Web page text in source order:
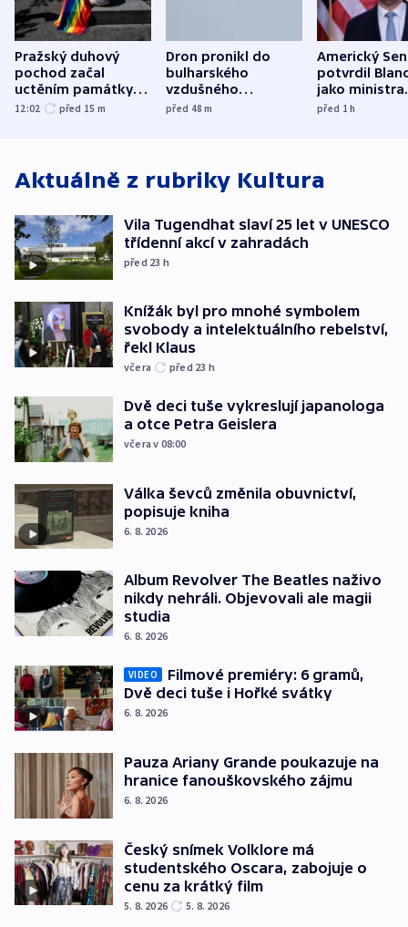
Pražský duhový
pochod začal
uctěním památky
obětí berlínského
12:02 před 15 m
Dron pronikl do
bulharského
vzdušného
prostoru,
před 48m
Americký
potvrdil
jako ministra
před 1h
Aktuálně z rubriky Kultura
Vila Tugendhat slaví 25 let v UNESCO
třídenní akcí v zahradách
před 23 h
Knížák byl pro mnohé symbolem
svobody a intelektuálního rebelství,
řekl Klaus
včera před 23 h
Dvě deci tuše vykreslují japanologa
a otce Petra Geislera
včera v 08:00
Válka ševců změnila obuvnictví,
popisuje kniha
6. 8. 2026
Album Revolver The Beatles naživo
nikdy nehráli. Objevovali ale magii
studia
6. 8. 2026
VIDEO
Filmové premiéry: 6 gramů,
Dvě deci tuše i Hořké svátky
6. 8. 2026
Pauza Ariany Grande poukazuje na
hranice fanouškovského zájmu
6. 8. 2026
Český snímek Volklore má
studentského Oscara, zabojuje o
cenu za krátký film
5. 8. 2026 5. 8. 2026